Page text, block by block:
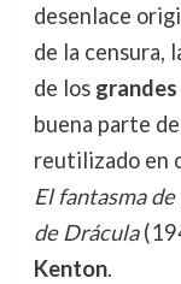
desenlace
de la censura,
de los
buena parte
reutilizado en
El fantasma
de Drácula
Kenton.